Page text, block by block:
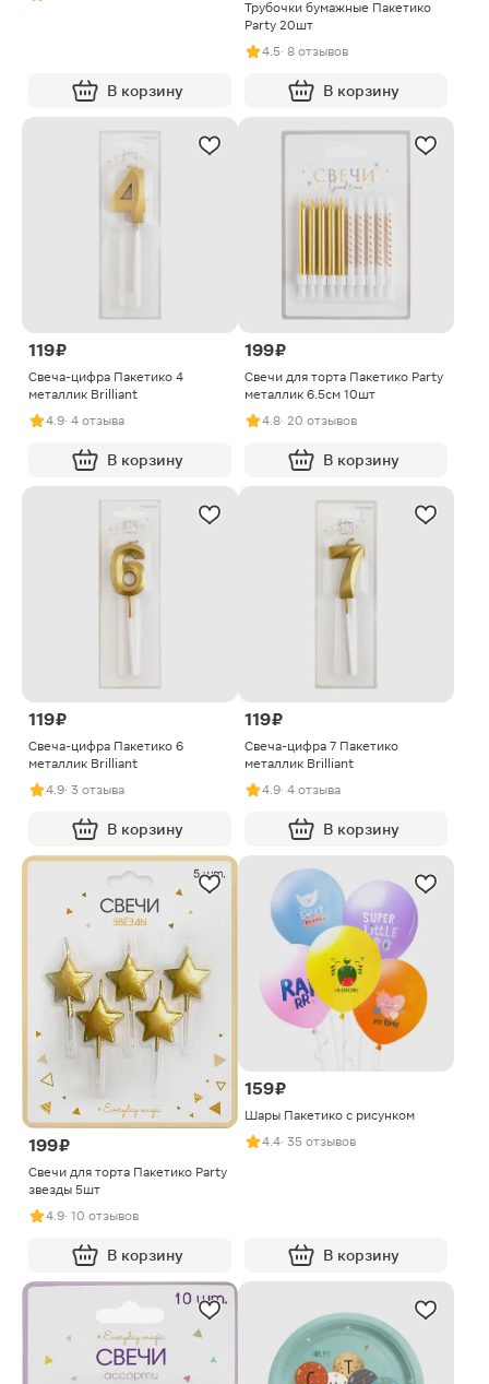
В корзину
Трубочки бумажные Пакетико
Party 20шт
4.5· 8 отзывов
В корзину
119 ₽
Свеча-цифра Пакетико 4
металлик Brilliant
4.9· 4 отзыва
В корзину
199 ₽
Свечи для торта Пакетико Party
металлик 6.5см 10шт
4.8· 20 отзывов
В корзину
119 ₽
Свеча-цифра Пакетико 6
металлик Brilliant
4.9· 3 отзыва
В корзину
119 ₽
Свеча-цифра 7 Пакетико
металлик Brilliant
4.9· 4 отзыва
В корзину
199 ₽
Свечи для торта Пакетико Party
звезды 5шт
4.9· 10 отзывов
В корзину
159 ₽
Шары Пакетико с рисунком
4.4· 35 отзывов
В корзину